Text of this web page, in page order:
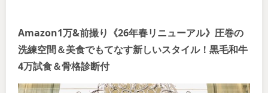
Amazon1万&前撮り《26年春リニューアル》圧巻の
洗練空間＆美食でもてなす新しいスタイル！黒毛和牛
4万試食＆骨格診断付